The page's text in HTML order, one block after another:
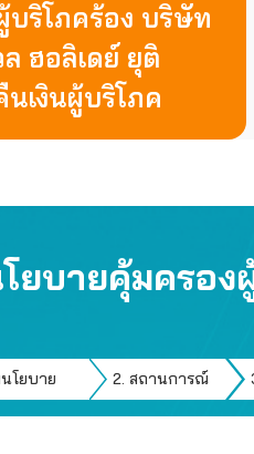
บริโภคร้อง บริษัท
ฮอลิเดย์ ยุติ
เงินผู้บริโภค
ยบายคุ้มครอง
นโยบาย 2. สถานการณ์